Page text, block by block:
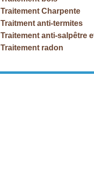
Traitement Charpente
Traitment anti-termites
Traitement anti-salpêtre
Traitement radon